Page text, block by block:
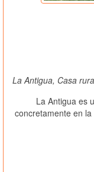
La Antigua, Casa
La Antigua es
concretamente en